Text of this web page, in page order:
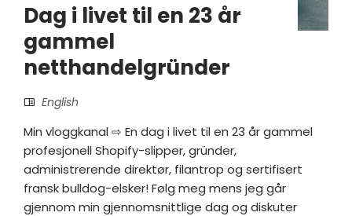
Dag i livet til en 23 år
gammel
netthandelgründer
English
Min vloggkanal ⇨ En dag i livet til en 23 år gammel
profesjonell Shopify-slipper, gründer,
administrerende direktør, filantrop og sertifisert
fransk bulldog-elsker! Følg meg mens jeg går
gjennom min gjennomsnittlige dag og diskuter